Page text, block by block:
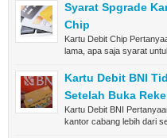
Syarat Spgrade
Chip
Kartu Debit Chip
lama, apa saja syarat
Kartu Debit BNI
Setelah Buka
Kartu Debit BNI
kantor cabang lebih dari